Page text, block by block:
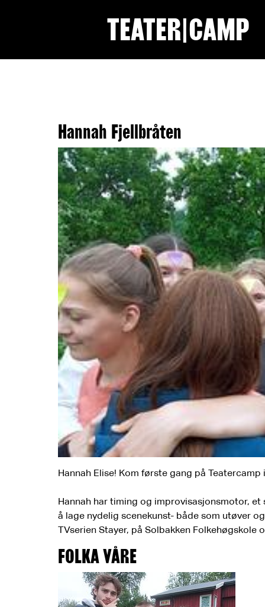
TEATER|CAMP
Hannah Fjellbråten
Hannah Elise! Kom første gang på
Hannah har timing og improvisasjonsmotor,
å lage nydelig scenekunst- både som utøver
TVserien Stayer, på Solbakken Folkehøgskole
FOLKA VÅRE